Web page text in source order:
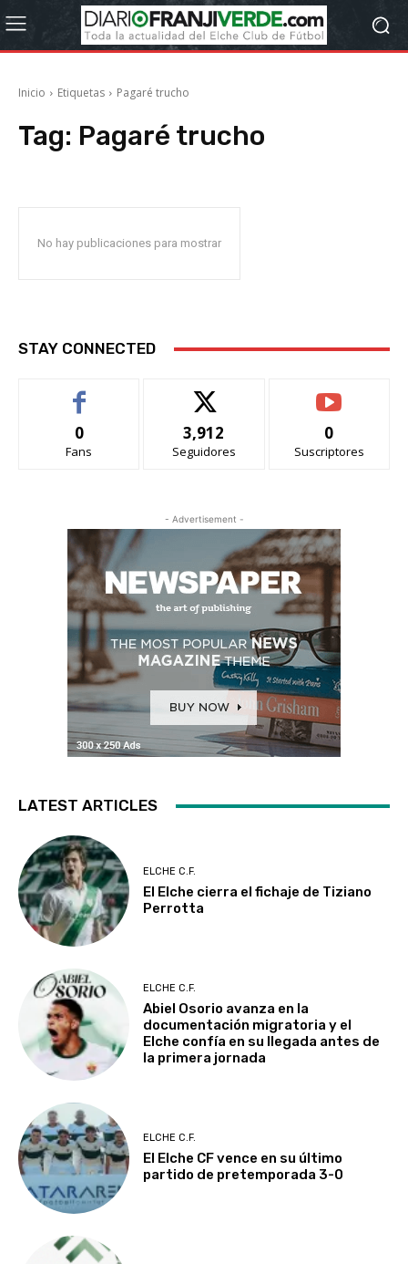
Inicio Etiquetas Pagaré trucho
Tag: Pagaré trucho
No hay publicaciones para mostrar
STAY CONNECTED
0
Fans
3,912
Seguidores
0
Suscriptores
- Advertisement -
LATEST ARTICLES
ELCHE C.F.
El Elche cierra el fichaje de Tiziano
Perrotta
ELCHE C.F.
Abiel Osorio avanza en la
documentación migratoria y el
Elche confía en su llegada antes de
la primera jornada
ELCHE C.F.
El Elche CF vence en su último
partido de pretemporada 3-0